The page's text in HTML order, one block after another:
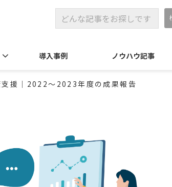
導入事例 ノウハウ記事
援｜2022〜2023年度の成果報告